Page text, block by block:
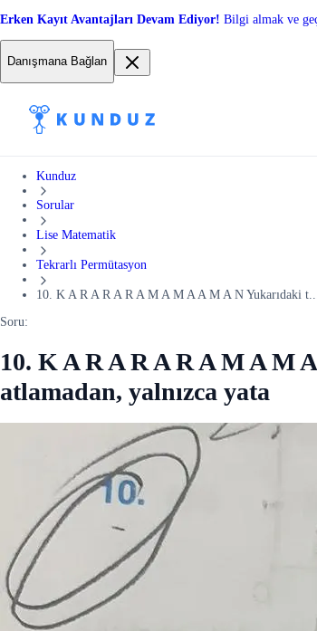
Erken Kayıt Avantajları Devam Ediyor! Bilgi almak ve
Danışmana Bağlan
Kunduz
Sorular
Lise Matematik
Tekrarlı Permütasyon
10. K A R A R A R A M A M A A M A N Yukarıdaki t...
Soru:
10. K A R A R A R A M A M
atlamadan, yalnızca yata